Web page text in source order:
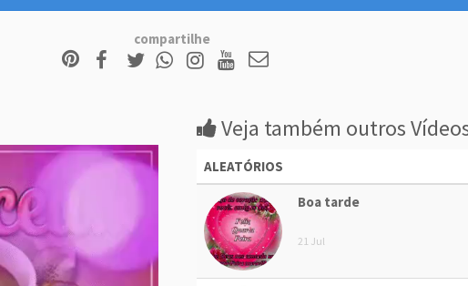
compartilhe
Veja também outros
ALEATÓRIOS
Boa tarde
21 Jul